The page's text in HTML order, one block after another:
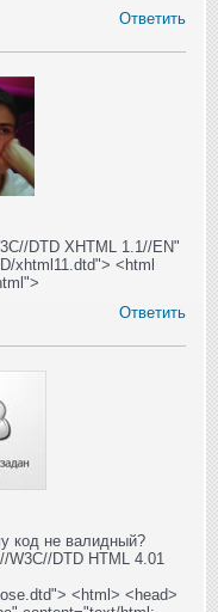
Ответить
DTD XHTML 1.1//EN"
xhtml11.dtd"> <html
Ответить
код не валидный?
W3C//DTD HTML 4.01
<html> <head>